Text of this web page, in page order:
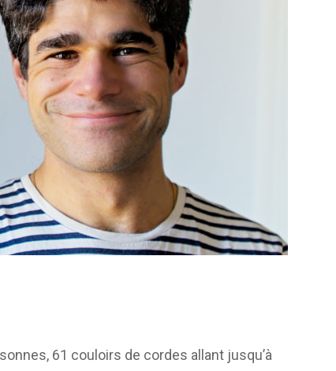
61 couloirs de cordes allant jusqu’à